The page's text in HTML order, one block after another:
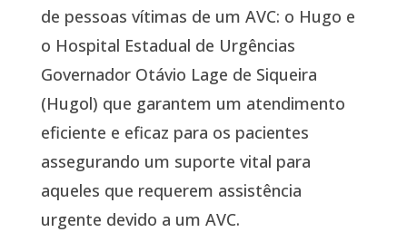
de pessoas vítimas de um AVC: o Hugo e
o Hospital Estadual de Urgências
Governador Otávio Lage de Siqueira
(Hugol) que garantem um atendimento
eficiente e eficaz para os pacientes
assegurando um suporte vital para
aqueles que requerem assistência
urgente devido a um AVC.